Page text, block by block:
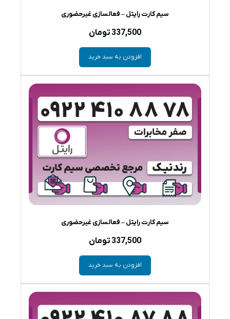
سیم کارت رایتل – فعالسازی غیرحضوری
337,500 تومان
افزودن به سبد خرید
سیم کارت رایتل – فعالسازی غیرحضوری
337,500 تومان
افزودن به سبد خرید